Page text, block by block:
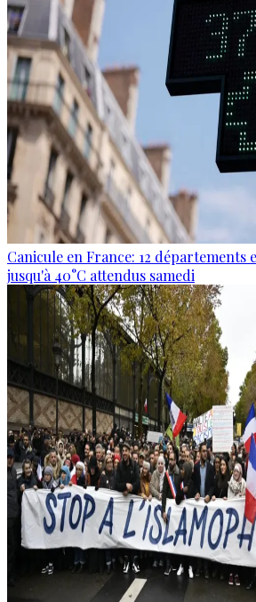
Canicule en France: 12 départements
jusqu'à 40°C attendus samedi